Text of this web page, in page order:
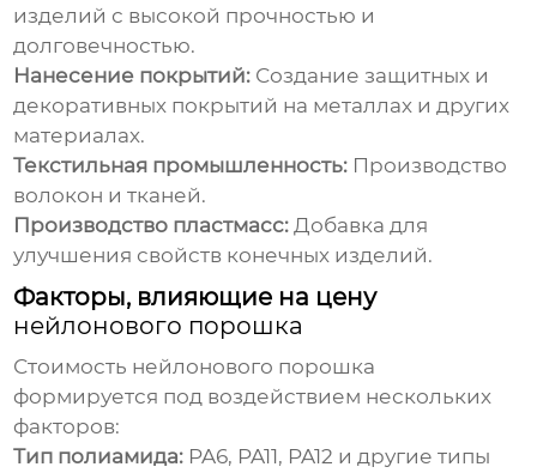
изделий с высокой прочностью и
долговечностью.
Нанесение покрытий: Создание защитных и
декоративных покрытий на металлах и других
материалах.
Текстильная промышленность: Производство
волокон и тканей.
Производство пластмасс: Добавка для
улучшения свойств конечных изделий.
Факторы, влияющие на цену
нейлонового порошка
Стоимость нейлонового порошка
формируется под воздействием нескольких
факторов:
Тип полиамида: PA6, PA11, PA12 и другие типы